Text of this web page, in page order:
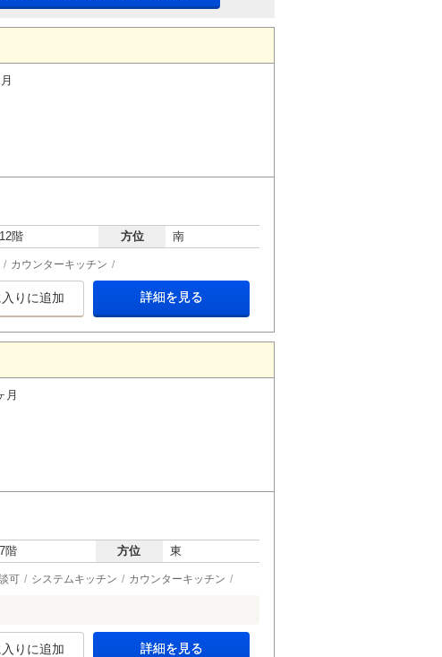
12階 方位 南
カウンターキッチン
りに追加 詳細を見る
月
7階 方位 東
可 システムキッチン カウンターキッチン
りに追加 詳細を見る